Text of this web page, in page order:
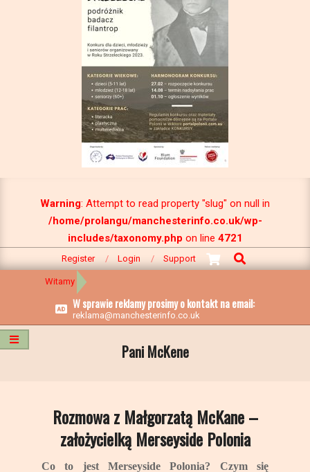
NavigationWarning: Attempt to read property "slug" on null in
/home/prolangu/manchesterinfo.co.uk/wp-
includes/taxonomy.php on line 4721
Register Login Support
Search
Witamy
W sprawie reklamy prosimy o kontakt na email:
reklama@manchesterinfo.co.uk
Pani McKene
Rozmowa z Małgorzatą McKane –
założycielką Merseyside Polonia
Co to jest Merseyside Polonia? Czym się